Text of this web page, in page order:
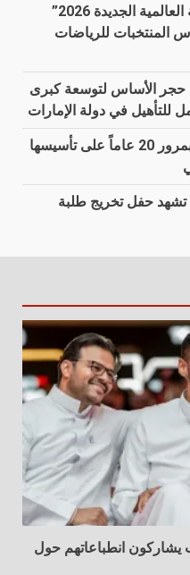
الرياض تستضيف “مؤتمر الرياضة العالمية الجديدة 2026”
المنتخبات للرياضات
الأساس لتوسعة كبرى
للتأهيل في دولة الإمارات
حضانة أوركارد البريطانية تحتفل بمرور 20 عاماً على تأسيسها
تشهد حفل تخريج طلبة
يشاركون انطباعاتهم حول